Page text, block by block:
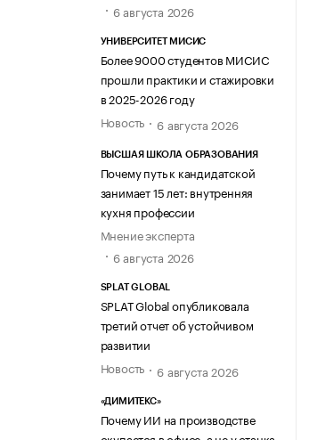
6 августа 2026
УНИВЕРСИТЕТ МИСИС
Более 9000 студентов МИСИС
прошли практики и стажировки
в 2025-2026 году
Новость
6 августа 2026
ВЫСШАЯ ШКОЛА ОБРАЗОВАНИЯ
Почему путь к кандидатской
занимает 15 лет: внутренняя
кухня профессии
Мнение эксперта
6 августа 2026
SPLAT GLOBAL
SPLAT Global опубликовала
третий отчет об устойчивом
развитии
Новость
6 августа 2026
«ДИМИТЕКС»
Почему ИИ на производстве